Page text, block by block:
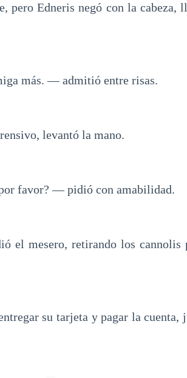
pero Edneris negó con la cabeza,
más. — admitió entre risas.
levantó la mano.
favor? — pidió con amabilidad.
el mesero, retirando los cannolis
su tarjeta y pagar la cuenta,